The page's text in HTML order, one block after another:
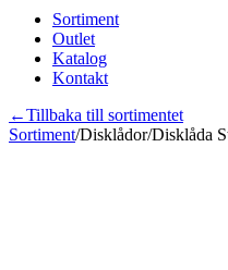
Sortiment
Outlet
Katalog
Kontakt
←Tillbaka till sortimentet
Sortiment/Disklådor/Disklåda